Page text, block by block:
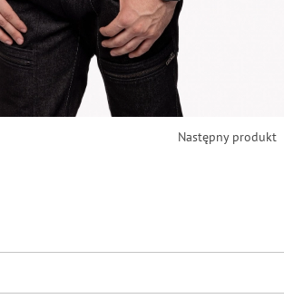
Następny produkt